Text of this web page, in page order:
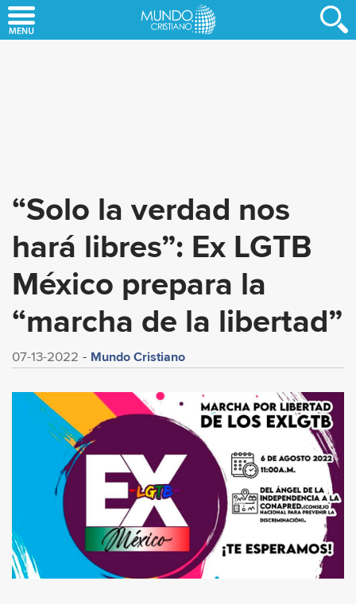
to
“Solo la verdad nos
hará libres”: Ex LGTB
México prepara la
“marcha de la libertad”
07-13-2022 Mundo Cristiano